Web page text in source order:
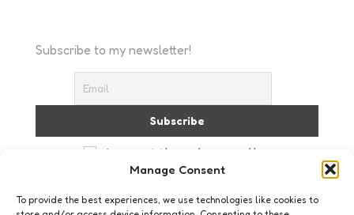
Manage Consent
To provide the best experiences, we use technologies like cookies to
Subscribe to my newsletter!
I accept the privacy policy